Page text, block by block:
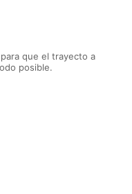
que el trayecto a
posible.